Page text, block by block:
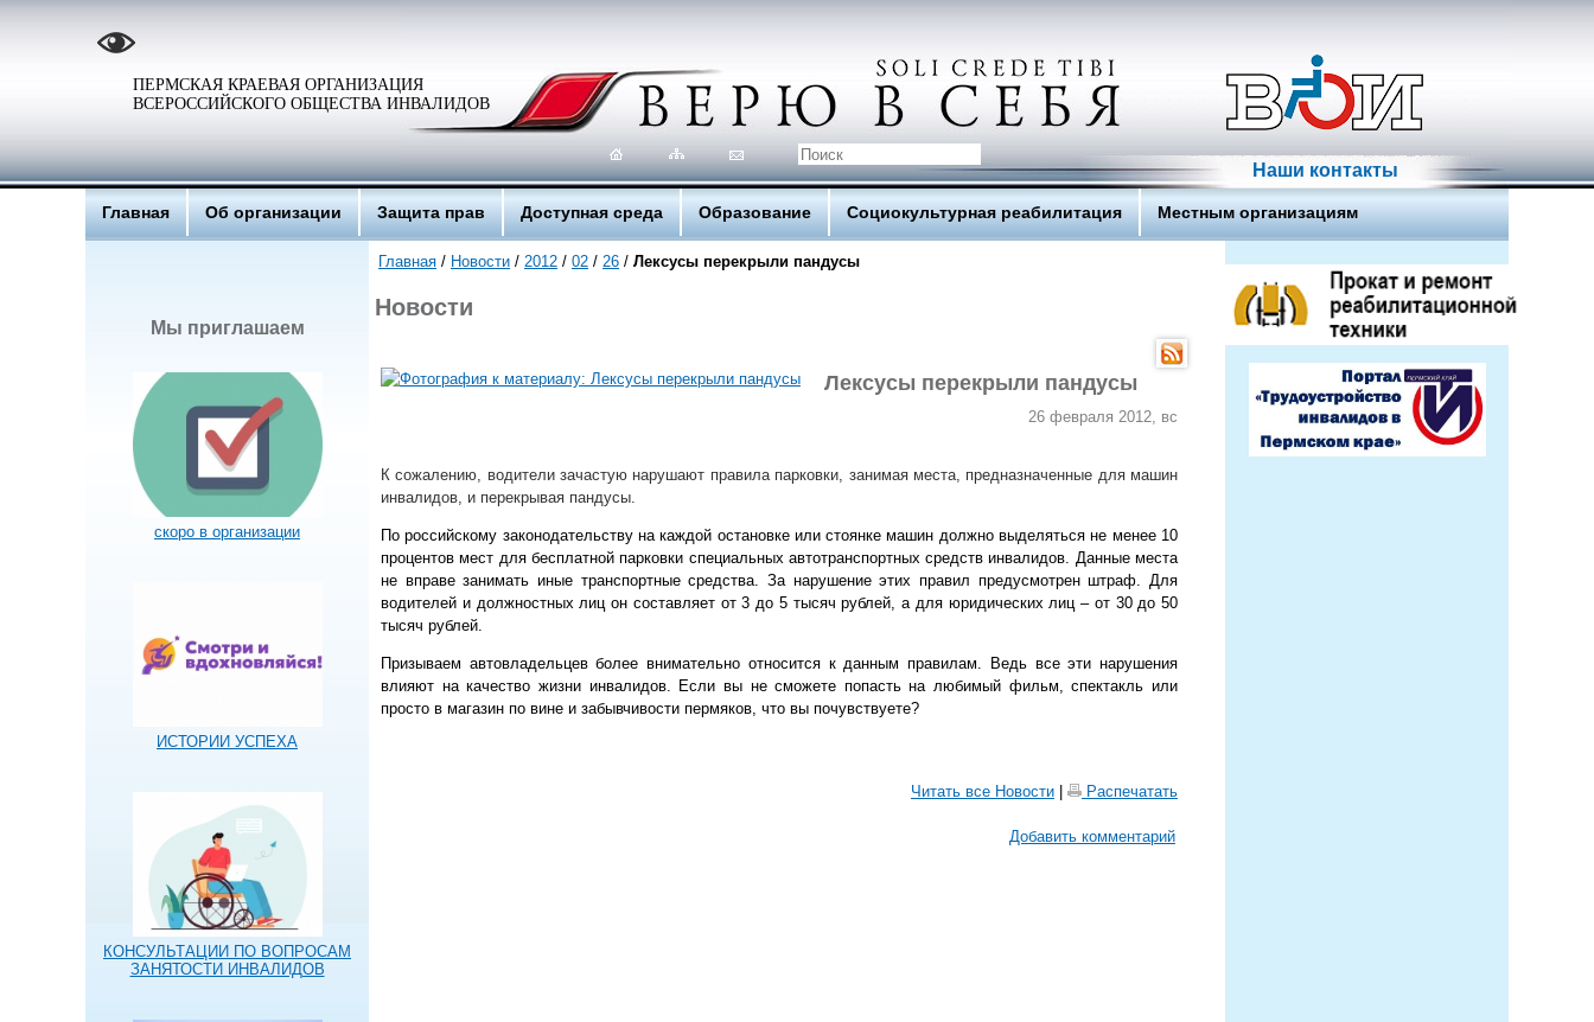
ПЕРМСКАЯ КРАЕВАЯ ОРГАНИЗАЦИЯ
ВСЕРОССИЙСКОГО ОБЩЕСТВА ИНВАЛИДОВ
Наши контакты
Главная Об организации Защита прав Доступная среда Образование Социокультурная реабилитация Местным организациям
Мы приглашаем
скоро в организации
ИСТОРИИ УСПЕХА
КОНСУЛЬТАЦИИ ПО ВОПРОСАМ
ЗАНЯТОСТИ ИНВАЛИДОВ
Главная / Новости / 2012 / 02 / 26 / Лексусы перекрыли пандусы
Новости
Лексусы перекрыли пандусы
26 февраля 2012, вс
К сожалению, водители зачастую нарушают правила парковки, занимая места, предназначенные для машин
инвалидов, и перекрывая пандусы.
По российскому законодательству на каждой остановке или стоянке машин должно выделяться не менее 10
процентов мест для бесплатной парковки специальных автотранспортных средств инвалидов. Данные места
не вправе занимать иные транспортные средства. За нарушение этих правил предусмотрен штраф. Для
водителей и должностных лиц он составляет от 3 до 5 тысяч рублей, а для юридических лиц – от 30 до 50
тысяч рублей.
Призываем автовладельцев более внимательно относится к данным правилам. Ведь все эти нарушения
влияют на качество жизни инвалидов. Если вы не сможете попасть на любимый фильм, спектакль или
просто в магазин по вине и забывчивости пермяков, что вы почувствуете?
Читать все Новости Распечатать
Добавить комментарий